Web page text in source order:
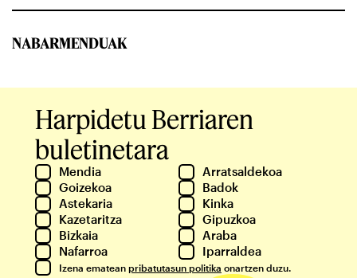
NABARMENDUAK
Harpidetu Berriaren
buletinetara
Mendia
Arratsaldekoa
Goizekoa
Badok
Astekaria
Kinka
Kazetaritza
Gipuzkoa
Bizkaia
Araba
Nafarroa
Iparraldea
Izena ematean pribatutasun politika onartzen duzu.